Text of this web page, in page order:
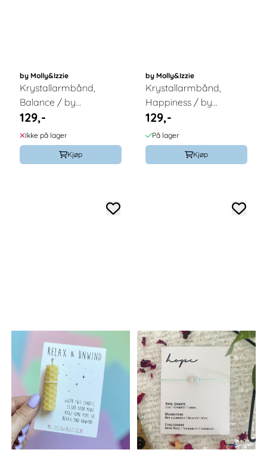
by Molly&Izzie
Krystallarmbånd,
Balance / by
Molly&Izzie
129,-
Ikke på lager
Kjøp
by Molly&Izzie
Krystallarmbånd,
Happiness / by
Molly&Izzie
129,-
På lager
Kjøp